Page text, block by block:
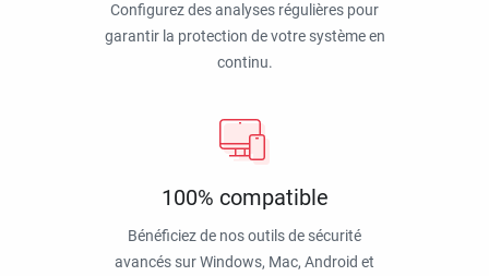
Configurez des analyses régulières pour
garantir la protection de votre système en
continu.
100% compatible
Bénéficiez de nos outils de sécurité
avancés sur Windows, Mac, Android et